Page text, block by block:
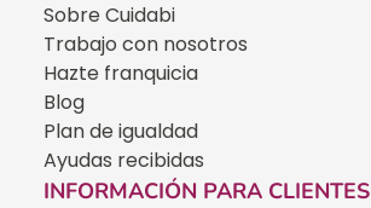
Sobre Cuidabi
Trabajo con nosotros
Hazte franquicia
Blog
Plan de igualdad
Ayudas recibidas
INFORMACIÓN PARA CLIENTES